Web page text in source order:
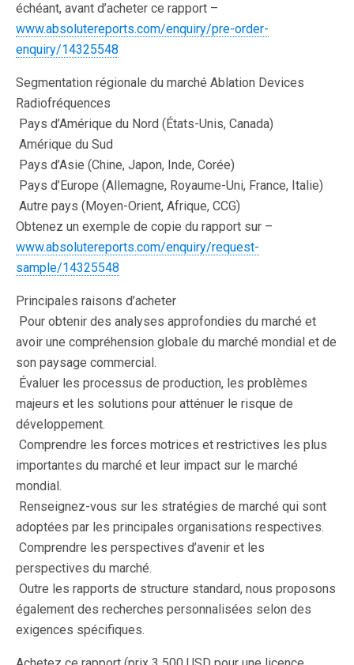
échéant, avant d’acheter ce rapport –
www.absolutereports.com/enquiry/pre-order-
enquiry/14325548
Segmentation régionale du marché Ablation Devices
Radiofréquences
 Pays d’Amérique du Nord (États-Unis, Canada)
 Amérique du Sud
 Pays d’Asie (Chine, Japon, Inde, Corée)
 Pays d’Europe (Allemagne, Royaume-Uni, France, Italie)
 Autre pays (Moyen-Orient, Afrique, CCG)
Obtenez un exemple de copie du rapport sur –
www.absolutereports.com/enquiry/request-
sample/14325548
Principales raisons d’acheter
 Pour obtenir des analyses approfondies du marché et
avoir une compréhension globale du marché mondial et de
son paysage commercial.
 Évaluer les processus de production, les problèmes
majeurs et les solutions pour atténuer le risque de
développement.
 Comprendre les forces motrices et restrictives les plus
importantes du marché et leur impact sur le marché
mondial.
 Renseignez-vous sur les stratégies de marché qui sont
adoptées par les principales organisations respectives.
 Comprendre les perspectives d’avenir et les
perspectives du marché.
 Outre les rapports de structure standard, nous proposons
également des recherches personnalisées selon des
exigences spécifiques.